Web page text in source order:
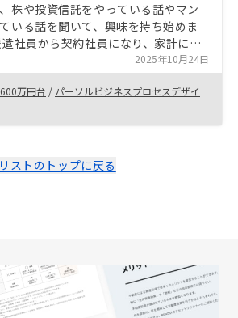
株や投資信託をやっている話やマン
いる話を聞いて、興味を持ち始めま
社員から契約社員になり、家計に余
ったので、将来を考えた資産形成を考
から親からも勧められていた投資用
としたとき、RENOSYのサイトを見
とがきっかけです。 自分で一から見
が、物件選びの考え方やAI査定した
ンラインと郵送で手続きできたりし
2025年10月24日
万円台 / パーソルビジネスプロセスデザイ
リストのトップに戻る